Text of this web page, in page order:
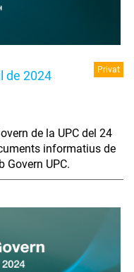
de 2024 Privat
de la UPC del 24
informatius de
Govern UPC.